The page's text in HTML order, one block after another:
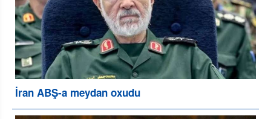
İran ABŞ-a meydan oxudu